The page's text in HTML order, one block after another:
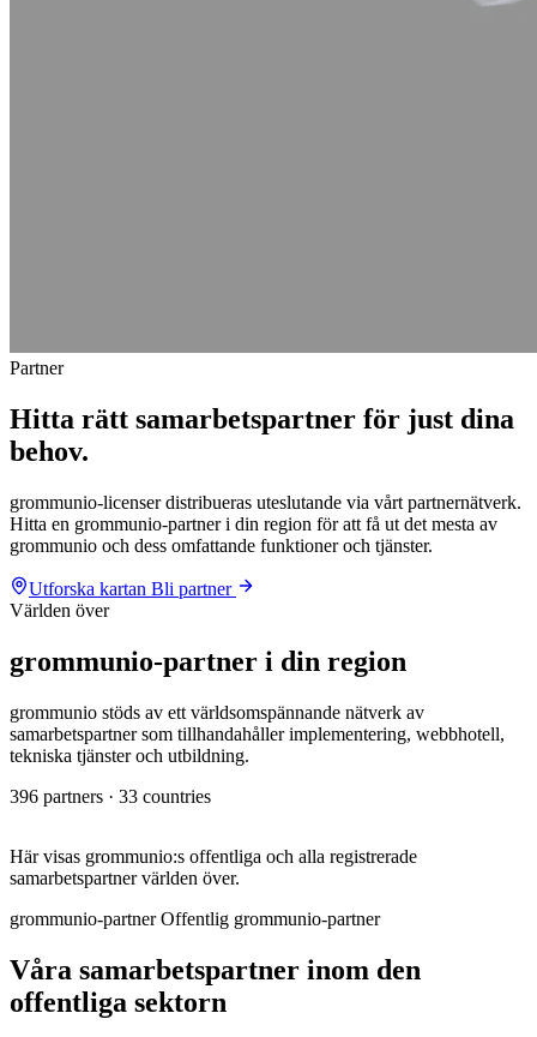
Partner
Hitta rätt samarbetspartner för just dina
behov.
grommunio-licenser distribueras uteslutande via vårt partnernätverk.
Hitta en grommunio-partner i din region för att få ut det mesta av
grommunio och dess omfattande funktioner och tjänster.
Utforska kartan Bli partner
Världen över
grommunio-partner i din region
grommunio stöds av ett världsomspännande nätverk av
samarbetspartner som tillhandahåller implementering, webbhotell,
tekniska tjänster och utbildning.
396 partners · 33 countries
+
Här visas grommunio:s offentliga och alla registrerade
samarbetspartner världen över.
grommunio-partner Offentlig grommunio-partner
Våra samarbetspartner inom den
offentliga sektorn